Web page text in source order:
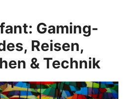
Gaming-
Reisen,
& Technik